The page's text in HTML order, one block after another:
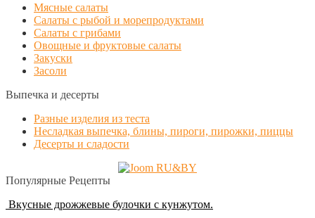
Мясные салаты
Салаты с рыбой и морепродуктами
Салаты с грибами
Овощные и фруктовые салаты
Закуски
Засоли
Выпечка и десерты
Разные изделия из теста
Несладкая выпечка, блины, пироги, пирожки, пиццы
Десерты и сладости
Популярные Рецепты
Вкусные дрожжевые булочки с кунжутом.